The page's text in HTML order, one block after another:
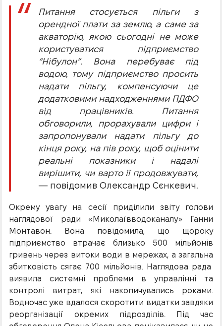
Питання стосується пільги з
орендної плати за землю, а саме за
акваторію, якою сьогодні не може
користуватися підприємство
“Нібулон”. Вона перебуває під
водою, тому підприємство просить
надати пільгу, компенсуючи це
додатковими надходженнями ПДФО
від працівників. Питання
обговорили, прорахували цифри і
запропонували надати пільгу до
кінця року, на пів року, щоб оцінити
реальні показники і надалі
вирішити, чи варто її продовжувати,
— повідомив Олександр Сєнкевич.
Окрему увагу на сесії приділили звіту голови
наглядової ради «Миколаївводоканалу» Ганни
Монтавон. Вона повідомила, що щороку
підприємство втрачає близько 500 мільйонів
гривень через витоки води в мережах, а загальна
збитковість сягає 700 мільйонів. Наглядова рада
виявила системні проблеми в управлінні та
контролі витрат, які накопичувались роками.
Водночас уже вдалося скоротити видатки завдяки
реорганізації окремих підрозділів. Під час